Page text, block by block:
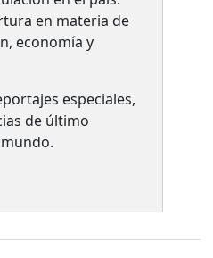
en materia de
economía y
especiales,
de último